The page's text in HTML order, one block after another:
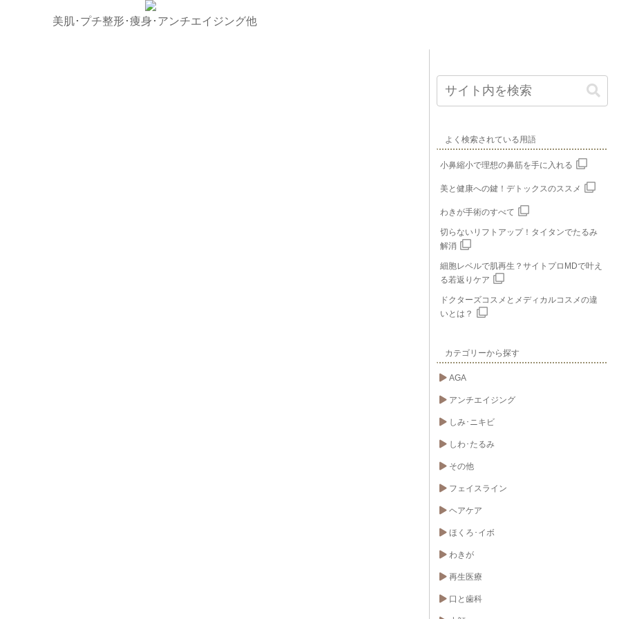
美肌･プチ整形･痩身･アンチエイジング他
よく検索されている用語
小鼻縮小で理想の鼻筋を手に入れる
美と健康への鍵！デトックスのススメ
わきが手術のすべて
切らないリフトアップ！タイタンでたるみ
解消
細胞レベルで肌再生？サイトプロMDで叶え
る若返りケア
ドクターズコスメとメディカルコスメの違
いとは？
カテゴリーから探す
AGA
アンチエイジング
しみ･ニキビ
しわ･たるみ
その他
フェイスライン
ヘアケア
ほくろ･イボ
わきが
再生医療
口と歯科